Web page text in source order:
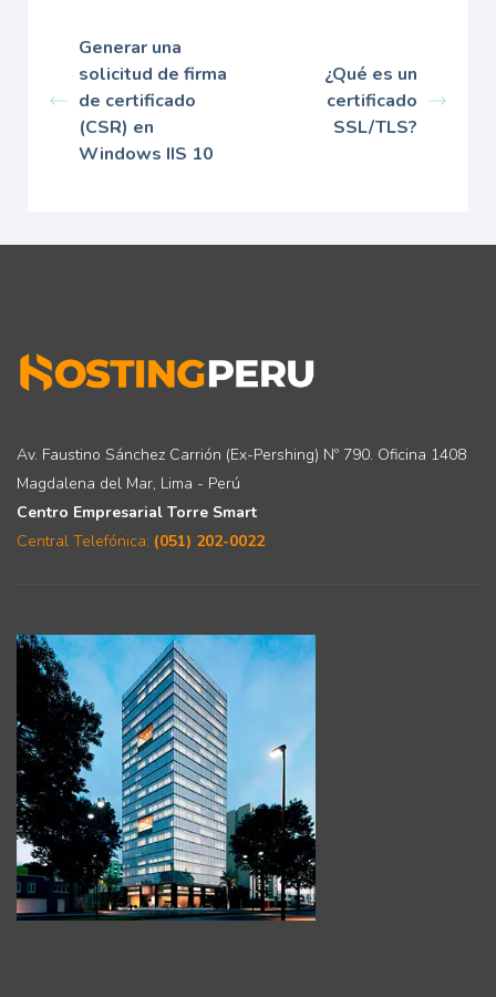
Generar una
solicitud de firma
de certificado
(CSR) en
Windows IIS 10
¿Qué es un
certificado
SSL/TLS?
Av. Faustino Sánchez Carrión (Ex-Pershing) Nº 790. Oficina 1408
Magdalena del Mar, Lima - Perú
Centro Empresarial Torre Smart
Central Telefónica: (051) 202-0022